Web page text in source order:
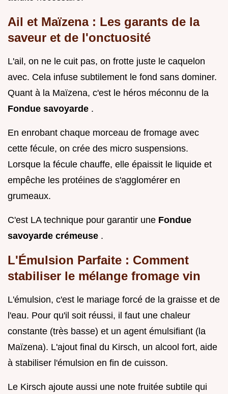
Ail et Maïzena : Les garants de la
saveur et de l'onctuosité
L'ail, on ne le cuit pas, on frotte juste le caquelon
avec. Cela infuse subtilement le fond sans dominer.
Quant à la Maïzena, c'est le héros méconnu de la
Fondue savoyarde .
En enrobant chaque morceau de fromage avec
cette fécule, on crée des micro suspensions.
Lorsque la fécule chauffe, elle épaissit le liquide et
empêche les protéines de s'agglomérer en
grumeaux.
C'est LA technique pour garantir une Fondue
savoyarde crémeuse .
L'Émulsion Parfaite : Comment
stabiliser le mélange fromage vin
L'émulsion, c'est le mariage forcé de la graisse et de
l'eau. Pour qu'il soit réussi, il faut une chaleur
constante (très basse) et un agent émulsifiant (la
Maïzena). L'ajout final du Kirsch, un alcool fort, aide
à stabiliser l'émulsion en fin de cuisson.
Le Kirsch ajoute aussi une note fruitée subtile qui